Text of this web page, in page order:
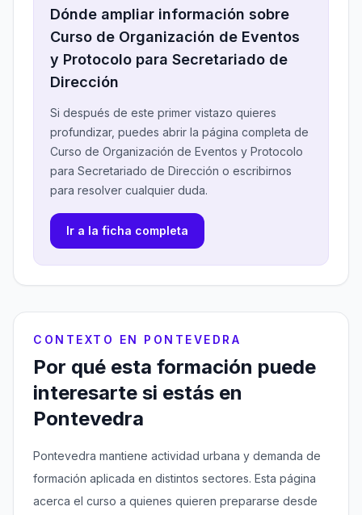
Dónde ampliar información sobre
Curso de Organización de Eventos
y Protocolo para Secretariado de
Dirección
Si después de este primer vistazo quieres
profundizar, puedes abrir la página completa de
Curso de Organización de Eventos y Protocolo
para Secretariado de Dirección o escribirnos
para resolver cualquier duda.
Ir a la ficha completa
CONTEXTO EN PONTEVEDRA
Por qué esta formación puede
interesarte si estás en
Pontevedra
Pontevedra mantiene actividad urbana y demanda de
formación aplicada en distintos sectores. Esta página
acerca el curso a quienes quieren prepararse desde